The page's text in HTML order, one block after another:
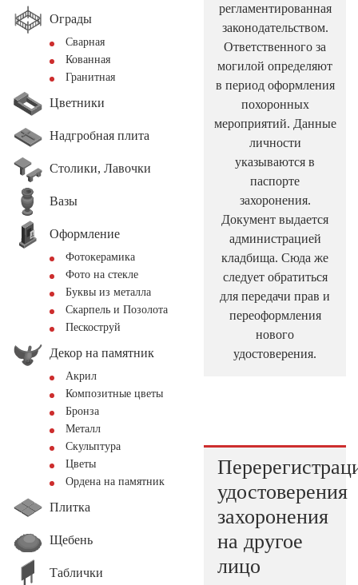
Ограды
Сварная
Кованная
Гранитная
Цветники
Надгробная плита
Столики, Лавочки
Вазы
Оформление
Фотокерамика
Фото на стекле
Буквы из металла
Скарпель и Позолота
Пескоструй
Декор на памятник
Акрил
Композитные цветы
Бронза
Металл
Скульптура
Цветы
Ордена на памятник
Плитка
Щебень
Таблички
регламентированная
законодательством.
Ответственного за
могилой определяют
в период оформления
похоронных
мероприятий. Данные
личности
указываются в
паспорте
захоронения.
Документ выдается
администрацией
кладбища. Сюда же
следует обратиться
для передачи прав и
переоформления
нового
удостоверения.
удостоверения
захоронения
на другое
лицо